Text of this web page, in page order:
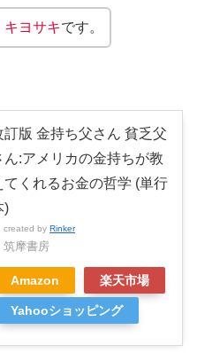
キヨサキです。
訂版 金持ち父さん 貧乏父
ん:アメリカの金持ちが教
てくれるお金の哲学 (単行
)
created by Rinker
筑摩書房
Amazon 楽天市場
Yahooショッピング